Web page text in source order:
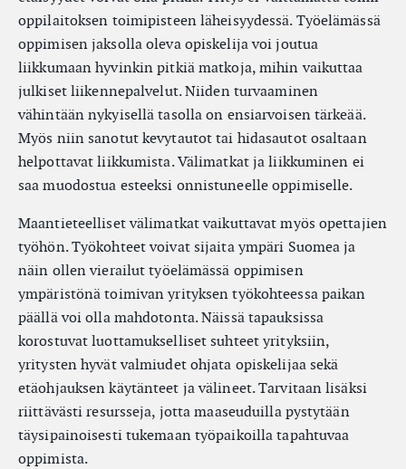
oppilaitoksen toimipisteen läheisyydessä. Työelämässä
oppimisen jaksolla oleva opiskelija voi joutua
liikkumaan hyvinkin pitkiä matkoja, mihin vaikuttaa
julkiset liikennepalvelut. Niiden turvaaminen
vähintään nykyisellä tasolla on ensiarvoisen tärkeää.
Myös niin sanotut kevytautot tai hidasautot osaltaan
helpottavat liikkumista. Välimatkat ja liikkuminen ei
saa muodostua esteeksi onnistuneelle oppimiselle.
Maantieteelliset välimatkat vaikuttavat myös opettajien
työhön. Työkohteet voivat sijaita ympäri Suomea ja
näin ollen vierailut työelämässä oppimisen
ympäristönä toimivan yrityksen työkohteessa paikan
päällä voi olla mahdotonta. Näissä tapauksissa
korostuvat luottamukselliset suhteet yrityksiin,
yritysten hyvät valmiudet ohjata opiskelijaa sekä
etäohjauksen käytänteet ja välineet. Tarvitaan lisäksi
riittävästi resursseja, jotta maaseuduilla pystytään
täysipainoisesti tukemaan työpaikoilla tapahtuvaa
oppimista.